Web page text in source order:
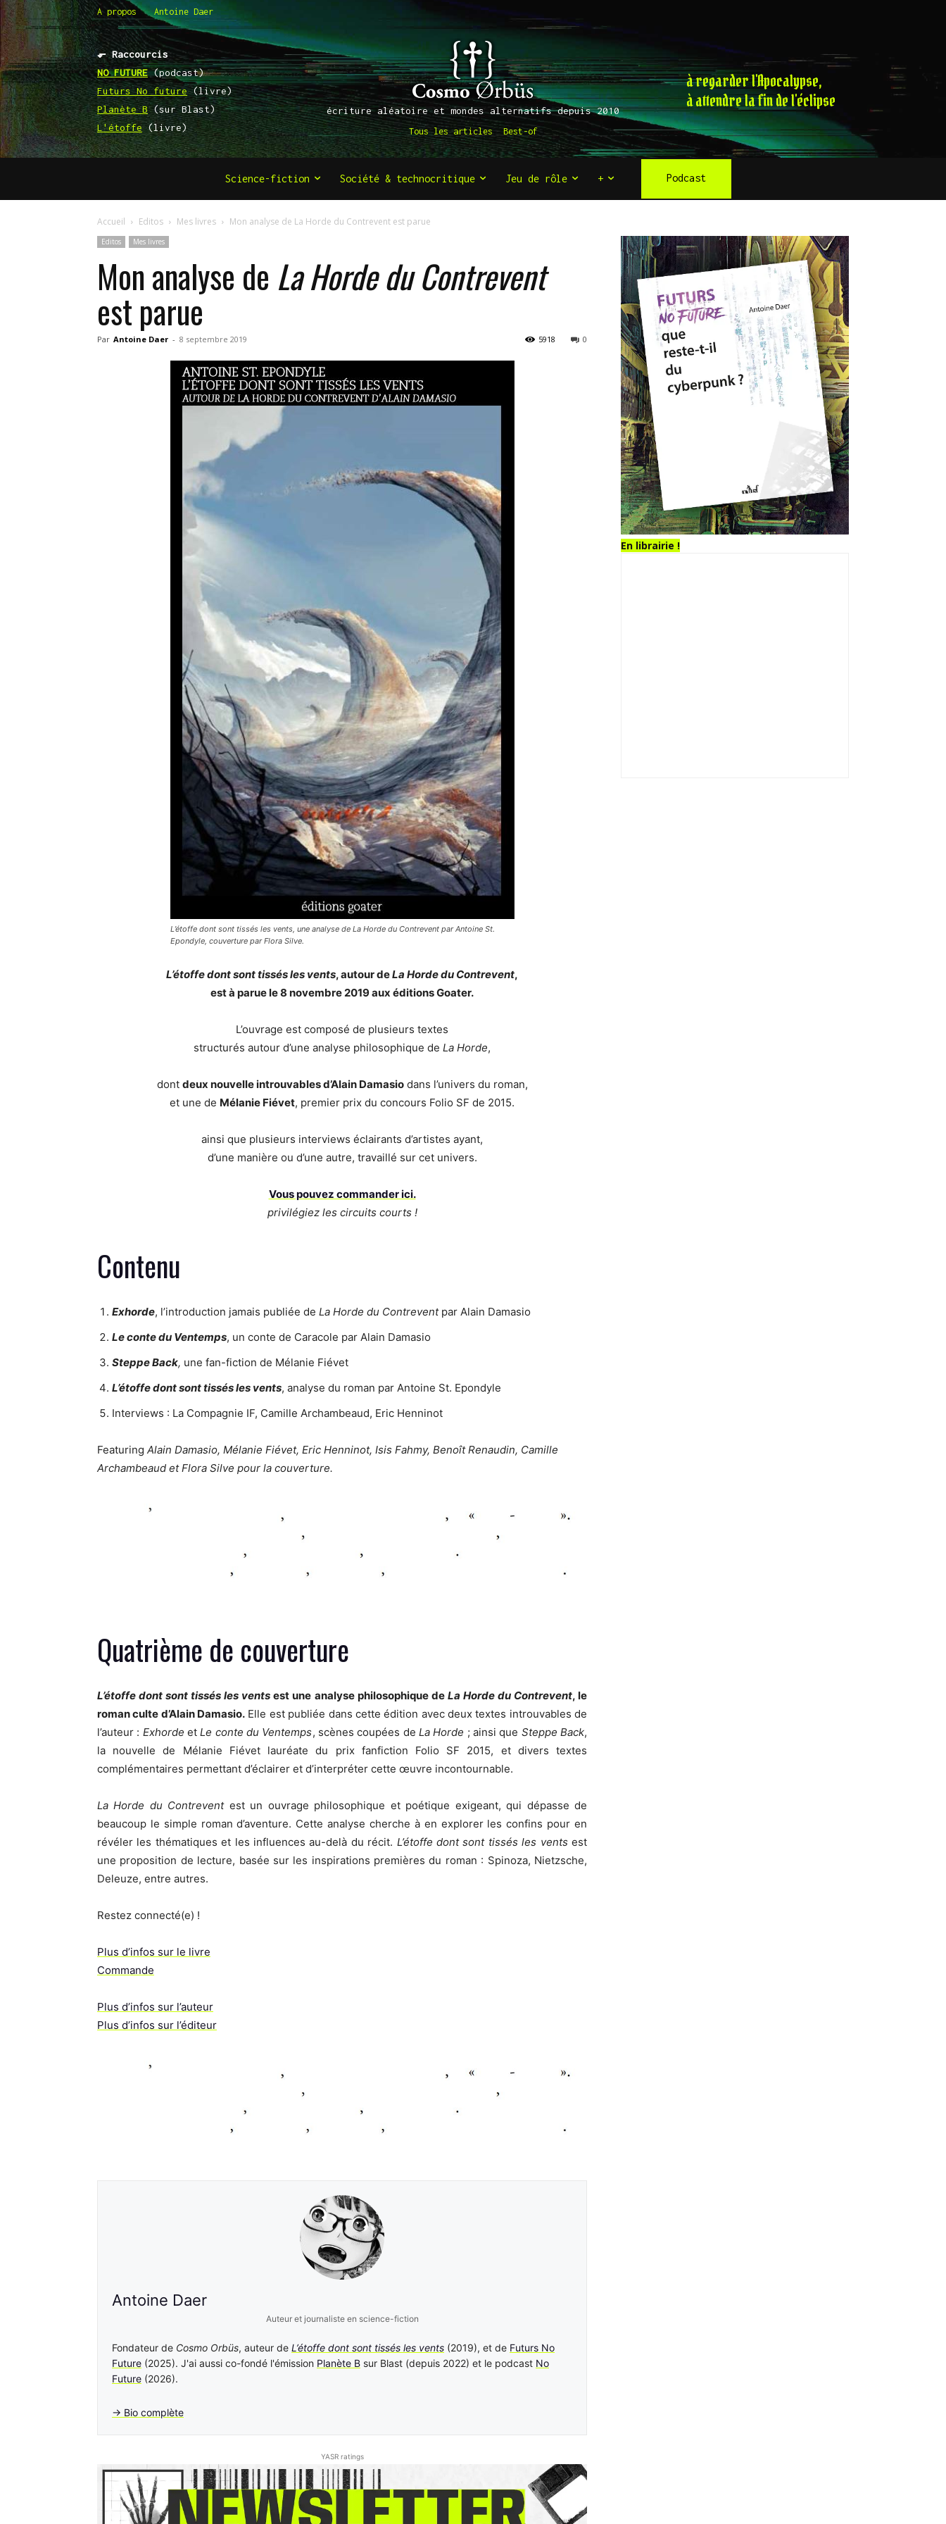
A propos Antoine Daer
⬐ Raccourcis
NO FUTURE(podcast)
Futurs No future(livre)
Planète B(sur Blast)
L'étoffe(livre)
écriture aléatoire et mondes alternatifs depuis 2010
Tous les articles Best-of
à regarder l'Apocalypse,
à attendre la fin de l'éclipse
Science-fiction Société & technocritique Jeu de rôle + Podcast
Accueil Editos Mes livres Mon analyse de La Horde du Contrevent est parue
Editos Mes livres
Mon analyse de La Horde du Contrevent
est parue
Par Antoine Daer - 8 septembre 2019 0
5918
L’étoffe dont sont tissés les vents, une analyse de La Horde du Contrevent par Antoine St.
Epondyle, couverture par Flora Silve.
L’étoffe dont sont tissés les vents, autour deLa Horde du Contrevent,
est à parue le 8 novembre 2019 aux éditions Goater.
L’ouvrage est composé de plusieurs textes
structurés autour d’une analyse philosophique de La Horde,
dont deux nouvelle introuvables d’Alain Damasiodans l’univers du roman,
et une de Mélanie Fiévet, premier prix du concours Folio SF de 2015.
ainsi que plusieurs interviews éclairants d’artistes ayant,
d’une manière ou d’une autre, travaillé sur cet univers.
Vous pouvez commander ici.
privilégiez les circuits courts !
Contenu
Exhorde, l’introduction jamais publiée de La Horde du Contreventpar Alain Damasio
Le conte du Ventemps, un conte de Caracole par Alain Damasio
Steppe Back, une fan-fiction de Mélanie Fiévet
L’étoffe dont sont tissés les vents, analyse du roman par Antoine St. Epondyle
Interviews : La Compagnie IF, Camille Archambeaud, Eric Henninot
Featuring Alain Damasio, Mélanie Fiévet, Eric Henninot, Isis Fahmy, Benoît Renaudin, Camille
Archambeaud et Flora Silve pour la couverture.
Quatrième de couverture
L’étoffe dont sont tissés les vents est une analyse philosophique de La Horde du Contrevent, le
roman culte d’Alain Damasio. Elle est publiée dans cette édition avec deux textes introuvables de
l’auteur : Exhorde etLe conte du Ventemps, scènes coupées de La Horde ; ainsi que Steppe Back,
la nouvelle de Mélanie Fiévet lauréate du prix fanfiction Folio SF 2015, et divers textes
complémentaires permettant d’éclairer et d’interpréter cette œuvre incontournable.
La Horde du Contreventest un ouvrage philosophique et poétique exigeant, qui dépasse de
beaucoup le simple roman d’aventure. Cette analyse cherche à en explorer les confins pour en
révéler les thématiques et les influences au-delà du récit. L’étoffe dont sont tissés les vents est
une proposition de lecture, basée sur les inspirations premières du roman : Spinoza, Nietzsche,
Deleuze, entre autres.
Restez connecté(e) !
Plus d’infos sur le livre
Commande
Plus d’infos sur l’auteur
Plus d’infos sur l’éditeur
Antoine Daer
Auteur et journaliste en science-fiction
Fondateur de Cosmo Orbüs, auteur de L’étoffe dont sont tissés les vents (2019), et de Futurs No
Future (2025). J'ai aussi co-fondé l'émission Planète B sur Blast (depuis 2022) et le podcast No
Future (2026).
→ Bio complète
YASR ratings
En librairie !